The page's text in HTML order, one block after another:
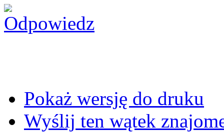
Pokaż wersję do druku
Wyślij ten wątek